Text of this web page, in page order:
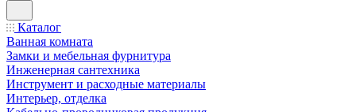
Каталог
Ванная комната
Замки и мебельная фурнитура
Инженерная сантехника
Инструмент и расходные материалы
Интерьер, отделка